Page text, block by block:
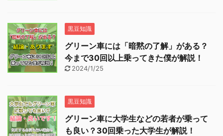
黒豆知識
グリーン車には「暗黙の了解」がある？
今まで30回以上乗ってきた僕が解説！
2024/1/25
黒豆知識
グリーン車に大学生などの若者が乗って
も良い？30回乗った大学生が解説！